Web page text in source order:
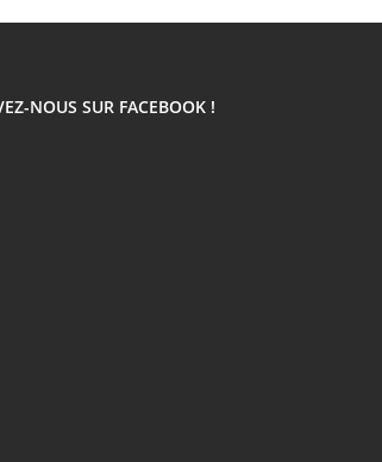
NOUS SUR FACEBOOK !